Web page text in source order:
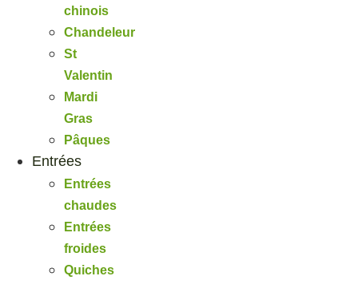
chinois
Chandeleur
St
Valentin
Mardi
Gras
Pâques
Entrées
Entrées
chaudes
Entrées
froides
Quiches